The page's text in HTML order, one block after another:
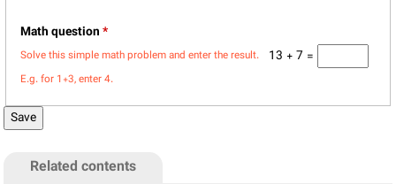
Math question*
13 + 7 =
Solve this simple math problem and enter the result.
E.g. for 1+3, enter 4.
Related contents